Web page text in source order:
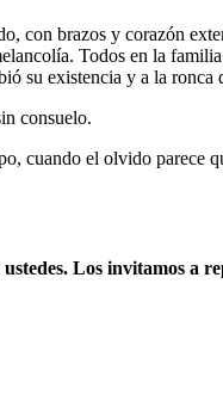
con brazos y corazón
Todos en la
su existencia y a la ronca
consuelo.
cuando el olvido parece
Los invitamos